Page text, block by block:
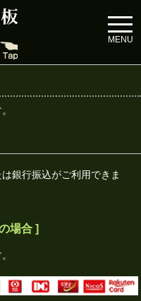
MENU
銀行振込がご利用できま
場合 ]